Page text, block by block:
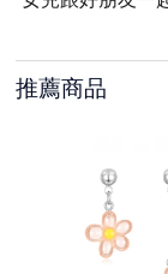
推薦商品